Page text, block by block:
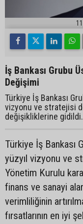
İş Bankası Grubu
Değişimi
Türkiye İş Bankası
vizyonu ve stratejisi
değişikliklerine gidildi.
Türkiye İş Bankası
yüzyıl vizyonu ve
Yönetim Kurulu
finans ve sanayi
verimliliğinin
fırsatlarının en iyi